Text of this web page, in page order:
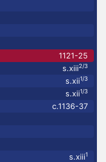
1121-25
s.xiii2/3
s.xii1/3
s.xii1/3
c.1136-37
s.xiii1